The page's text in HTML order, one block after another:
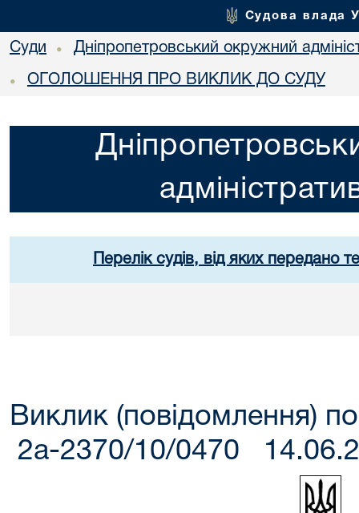
Судова влада
Суди • Дніпропетровський окружний
• ОГОЛОШЕННЯ ПРО ВИКЛИК ДО СУДУ
Перелік судів, від яких передано
Виклик (повідомлення)
2а-2370/10/0470